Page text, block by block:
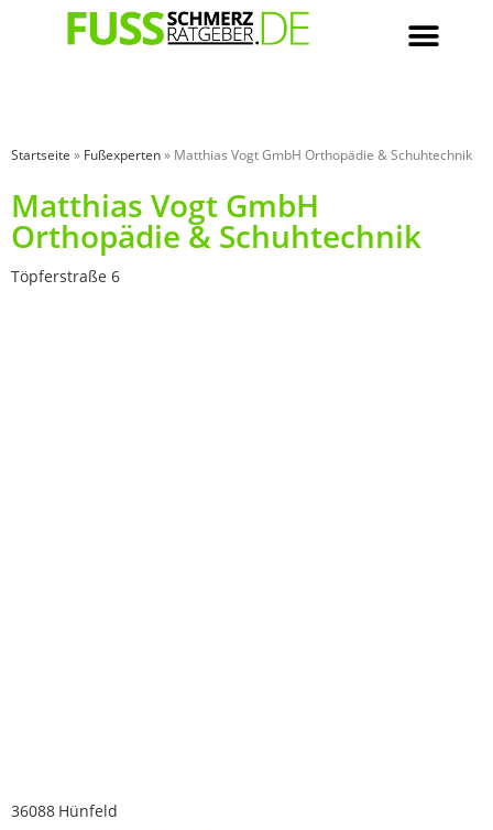
Startseite » Fußexperten» Matthias Vogt GmbH Orthopädie & Schuhtechnik
Matthias Vogt GmbH
Orthopädie & Schuhtechnik
Töpferstraße 6
36088 Hünfeld